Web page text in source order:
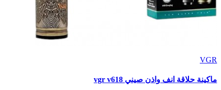
VGR
ماكينة حلاقة انف واذن صيني vgr v618